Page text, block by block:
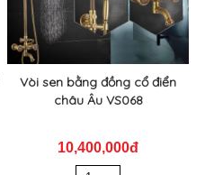
Vòi sen bằng đồng cổ điển
châu Âu VS068
10,400,000đ